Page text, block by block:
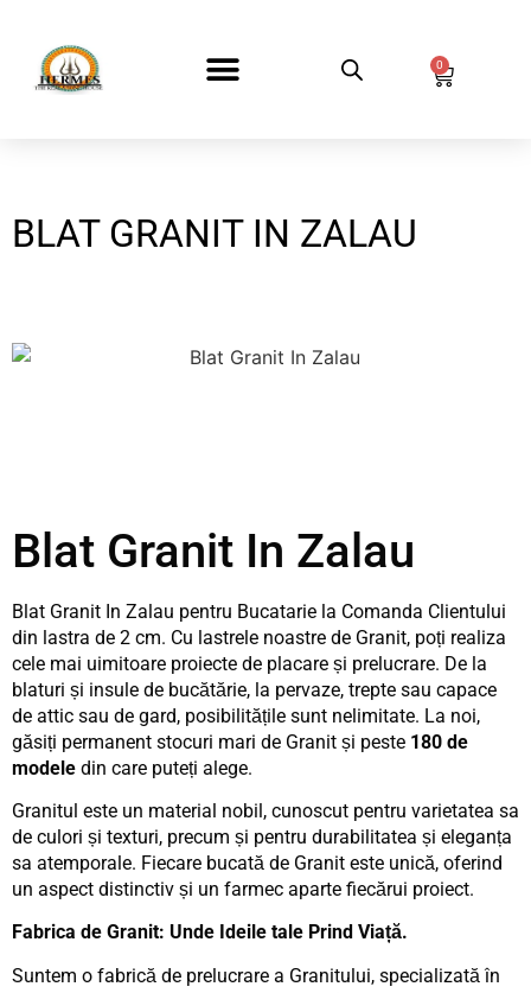
0
BLAT GRANIT IN ZALAU
Blat Granit In Zalau
Blat Granit In Zalau pentru Bucatarie la Comanda Clientului
din lastra de 2 cm. Cu lastrele noastre de Granit, poți realiza
cele mai uimitoare proiecte de placare și prelucrare. De la
blaturi și insule de bucătărie, la pervaze, trepte sau capace
de attic sau de gard, posibilitățile sunt nelimitate. La noi,
găsiți permanent stocuri mari de Granit și peste 180 de
modele din care puteți alege.
Granitul este un material nobil, cunoscut pentru varietatea sa
de culori și texturi, precum și pentru durabilitatea și eleganța
sa atemporale. Fiecare bucată de Granit este unică, oferind
un aspect distinctiv și un farmec aparte fiecărui proiect.
Fabrica de Granit: Unde Ideile tale Prind Viață.
Suntem o fabrică de prelucrare a Granitului, specializată în